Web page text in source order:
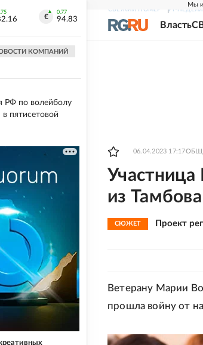
Мы
СВЕЖИЙ НОМЕР РГ-НЕДЕЛЯ
Власть
06.04.2023 17:17
из
СЮЖЕТ Проект
Ветерану Марии
прошла войну от
0.77
94.83
КОМПАНИЙ
в другие
РФ по волейболу
пятисетовой